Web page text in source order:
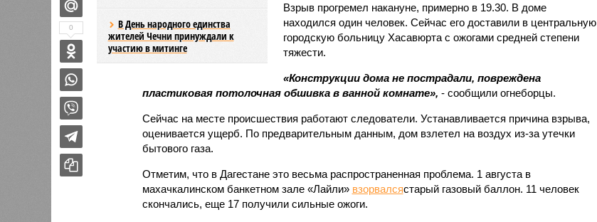
В День народного единства
жителей Чечни принуждали к
участию в митинге
Взрыв прогремел накануне, примерно в 19.30. В доме
находился один человек. Сейчас его доставили в центральную
городскую больницу Хасавюрта с ожогами средней степени
тяжести.
«Конструкции дома не пострадали, повреждена
пластиковая потолочная обшивка в ванной комнате», - сообщили огнеборцы.
Сейчас на месте происшествия работают следователи. Устанавливается причина взрыва,
оценивается ущерб. По предварительным данным, дом взлетел на воздух из-за утечки
бытового газа.
Отметим, что в Дагестане это весьма распространенная проблема. 1 августа в
махачкалинском банкетном зале «Лайли» взорвалсястарый газовый баллон. 11 человек
скончались, еще 17 получили сильные ожоги.
0